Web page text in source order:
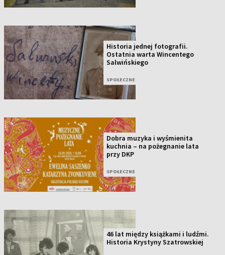
Historia jednej fotografii.
Ostatnia warta Wincentego
Salwińskiego
SPOŁECZNE
Dobra muzyka i wyśmienita
kuchnia – na pożegnanie lata
przy DKP
SPOŁECZNE
46 lat między książkami i ludźmi.
Historia Krystyny Szatrowskiej